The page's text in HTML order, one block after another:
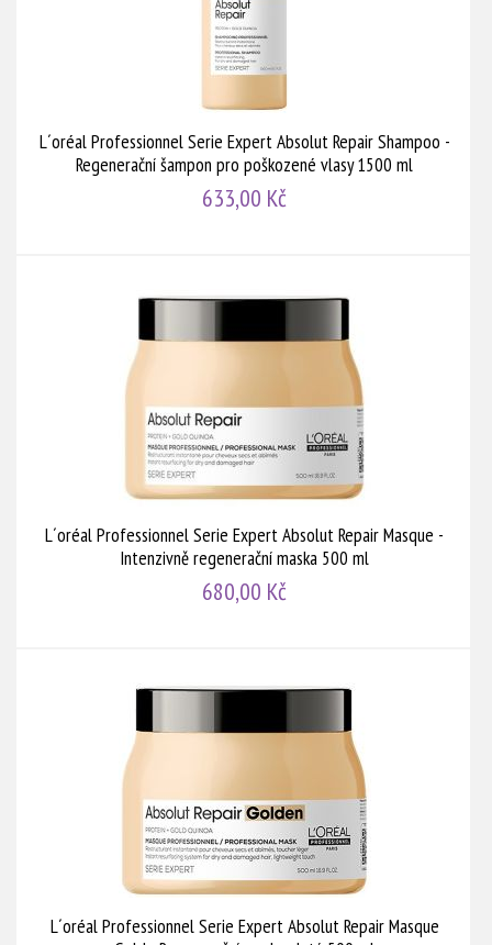
L´oréal Professionnel Serie Expert Absolut Repair Shampoo -
Regenerační šampon pro poškozené vlasy 1500 ml
633,00 Kč
L´oréal Professionnel Serie Expert Absolut Repair Masque -
Intenzivně regenerační maska 500 ml
680,00 Kč
L´oréal Professionnel Serie Expert Absolut Repair Masque